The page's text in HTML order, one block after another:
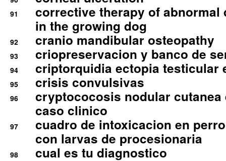
91
corrective therapy of abnormal
in the growing dog
92 cranio mandibular osteopathy
93 criopreservacion y banco de
94 criptorquidia ectopia testicular
95 crisis convulsivas
96
cryptococosis nodular cutanea
caso clinico
97
cuadro de intoxicacion en
con larvas de procesionaria
98 cual es tu diagnostico